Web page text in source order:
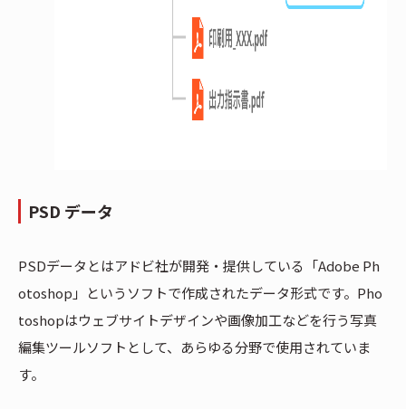
PSD データ
PSDデータとはアドビ社が開発・提供している「Adobe Ph
otoshop」というソフトで作成されたデータ形式です。Pho
toshopはウェブサイトデザインや画像加工などを行う写真
編集ツールソフトとして、あらゆる分野で使用されていま
す。